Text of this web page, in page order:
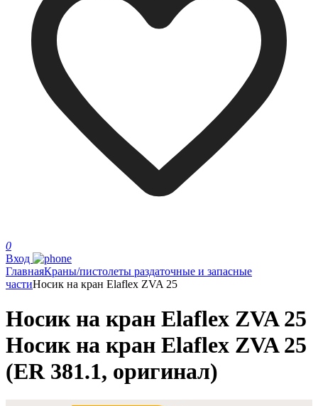
0
Вход
ГлавнаяКраны/пистолеты раздаточные и запасные
частиНосик на кран Elaflex ZVA 25
Носик на кран Elaflex ZVA 25
Носик на кран Elaflex ZVA 25
(ER 381.1, оригинал)